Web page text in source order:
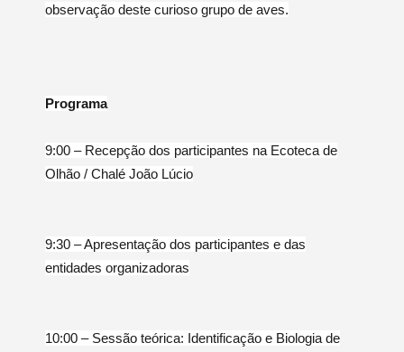
observação deste curioso grupo de aves.
Programa
9:00 – Recepção dos participantes na Ecoteca de
Olhão / Chalé João Lúcio
9:30 – Apresentação dos participantes e das
entidades organizadoras
10:00 – Sessão teórica: Identificação e Biologia de